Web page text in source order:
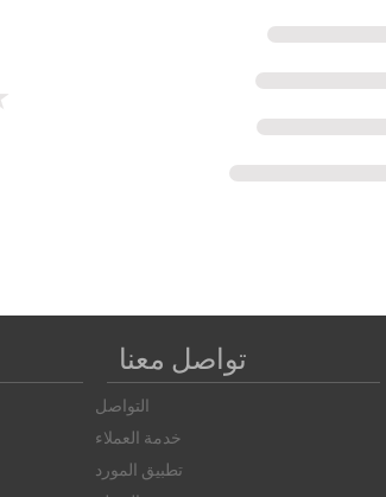
تواصل معنا
التواصل
خدمة العملاء
تطبيق المورد